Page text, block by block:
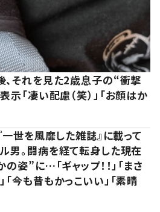
、それを見た2歳息子の“衝撃
「凄い配慮（笑）」「お顔はか
世を風靡した雑誌』に載って
男。闘病を経て転身した現在
姿”に…「ギャップ！！」「まさ
「今も昔もかっこいい」「素晴